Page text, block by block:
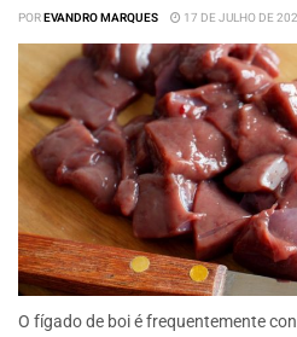
POREVANDRO MARQUES 17 DE JULHO DE
O fígado de boi é frequentemente